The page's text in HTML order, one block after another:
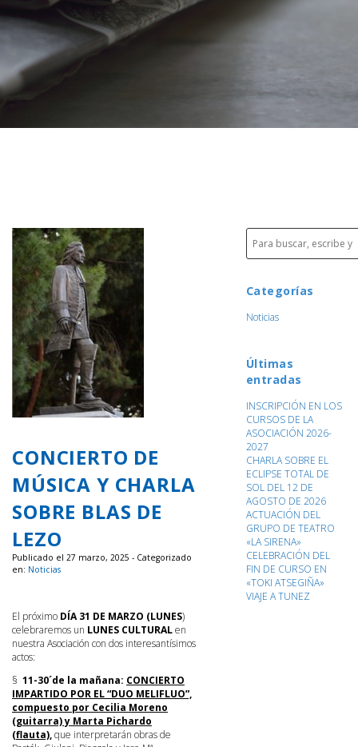
CONCIERTO DE
MÚSICA Y CHARLA
SOBRE BLAS DE
LEZO
Publicado el 27 marzo, 2025 - Categorizado
en: Noticias
El próximo DÍA 31 DE MARZO (LUNES)
celebraremos un LUNES CULTURALen
nuestra Asociación con dos interesantísimos
actos:
§ 11-30´de la mañana: CONCIERTO
IMPARTIDO POR EL “DUO MELIFLUO”,
compuesto por Cecilia Moreno
(guitarra) y Marta Pichardo
(flauta),que interpretarán obras de
Categorías
Noticias
Últimas
entradas
INSCRIPCIÓN EN LOS
CURSOS DE LA
ASOCIACIÓN 2026-
2027
CHARLA SOBRE EL
ECLIPSE TOTAL DE
SOL DEL 12 DE
AGOSTO DE 2026
ACTUACIÓN DEL
GRUPO DE TEATRO
«LA SIRENA»
CELEBRACIÓN DEL
FIN DE CURSO EN
«TOKI ATSEGIÑA»
VIAJE A TUNEZ